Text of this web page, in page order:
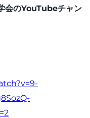
会のYouTubeチャン